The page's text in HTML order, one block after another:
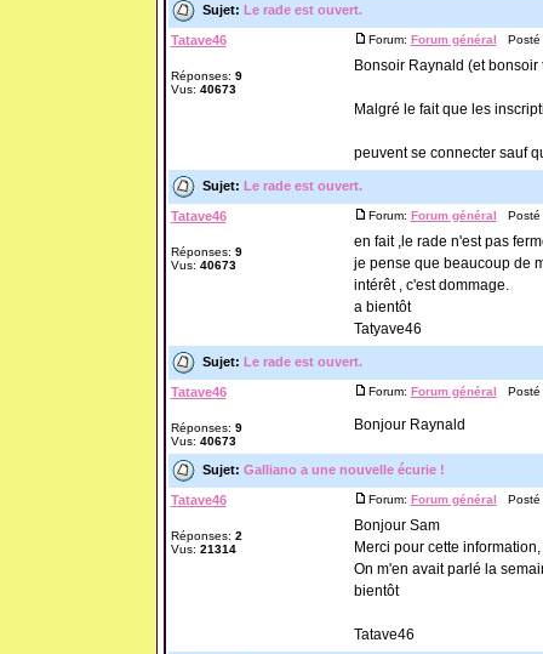
Sujet: Le rade est ouvert.
Tatave46
Réponses: 9
Vus: 40673
Forum: Forum général Posté
Bonsoir Raynald (et bonsoir
Malgré le fait que les
peuvent se connecter sauf
Sujet: Le rade est ouvert.
Tatave46
Réponses: 9
Vus: 40673
Forum: Forum général Posté
en fait ,le rade n'est pas
je pense que beaucoup de
intérêt , c'est dommage.
a bientôt
Tatyave46
Sujet: Le rade est ouvert.
Tatave46
Réponses: 9
Vus: 40673
Forum: Forum général Posté
Bonjour Raynald
Sujet: Galliano a une nouvelle écurie !
Tatave46
Réponses: 2
Vus: 21314
Forum: Forum général Posté
Bonjour Sam
Merci pour cette
On m'en avait parlé la
bientôt
Tatave46